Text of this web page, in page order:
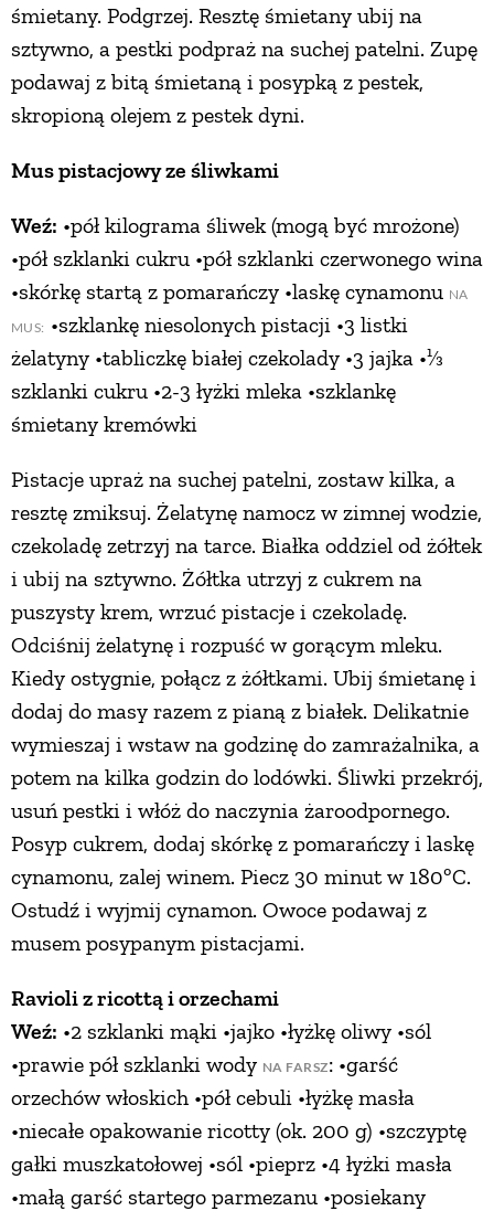
śmietany. Podgrzej. Resztę śmietany ubij na
sztywno, a pestki podpraż na suchej patelni. Zupę
podawaj z bitą śmietaną i posypką z pestek,
skropioną olejem z pestek dyni.
Mus pistacjowy ze śliwkami
Weź: •pół kilograma śliwek (mogą być mrożone)
•pół szklanki cukru •pół szklanki czerwonego wina
•skórkę startą z pomarańczy •laskę cynamonu NA
MUS: •szklankę niesolonych pistacji •3 listki
żelatyny •tabliczkę białej czekolady •3 jajka •¹⁄3
szklanki cukru •2-3 łyżki mleka •szklankę
śmietany kremówki
Pistacje upraż na suchej patelni, zostaw kilka, a
resztę zmiksuj. Żelatynę namocz w zimnej wodzie,
czekoladę zetrzyj na tarce. Białka oddziel od żółtek
i ubij na sztywno. Żółtka utrzyj z cukrem na
puszysty krem, wrzuć pistacje i czekoladę.
Odciśnij żelatynę i rozpuść w gorącym mleku.
Kiedy ostygnie, połącz z żółtkami. Ubij śmietanę i
dodaj do masy razem z pianą z białek. Delikatnie
wymieszaj i wstaw na godzinę do zamrażalnika, a
potem na kilka godzin do lodówki. Śliwki przekrój,
usuń pestki i włóż do naczynia żaroodpornego.
Posyp cukrem, dodaj skórkę z pomarańczy i laskę
cynamonu, zalej winem. Piecz 30 minut w 180ºC.
Ostudź i wyjmij cynamon. Owoce podawaj z
musem posypanym pistacjami.
Ravioli z ricottą i orzechami
Weź: •2 szklanki mąki •jajko •łyżkę oliwy •sól
•prawie pół szklanki wody NA FARSZ: •garść
orzechów włoskich •pół cebuli •łyżkę masła
•niecałe opakowanie ricotty (ok. 200 g) •szczyptę
gałki muszkatołowej •sól •pieprz •4 łyżki masła
•małą garść startego parmezanu •posiekany